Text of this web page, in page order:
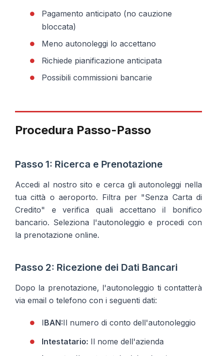
Pagamento anticipato (no cauzione
bloccata)
Meno autonoleggi lo accettano
Richiede pianificazione anticipata
Possibili commissioni bancarie
Procedura Passo-Passo
Passo 1: Ricerca e Prenotazione
Accedi al nostro sito e cerca gli autonoleggi nella
tua città o aeroporto. Filtra per "Senza Carta di
Credito" e verifica quali accettano il bonifico
bancario. Seleziona l'autonoleggio e procedi con
la prenotazione online.
Passo 2: Ricezione dei Dati Bancari
Dopo la prenotazione, l'autonoleggio ti contatterà
via email o telefono con i seguenti dati:
IBAN:Il numero di conto dell'autonoleggio
Intestatario: Il nome dell'azienda